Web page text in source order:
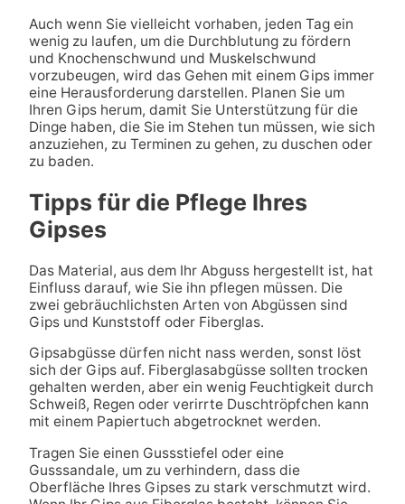
Auch wenn Sie vielleicht vorhaben, jeden Tag ein
wenig zu laufen, um die Durchblutung zu fördern
und Knochenschwund und Muskelschwund
vorzubeugen, wird das Gehen mit einem Gips immer
eine Herausforderung darstellen. Planen Sie um
Ihren Gips herum, damit Sie Unterstützung für die
Dinge haben, die Sie im Stehen tun müssen, wie sich
anzuziehen, zu Terminen zu gehen, zu duschen oder
zu baden.
Tipps für die Pflege Ihres
Gipses
Das Material, aus dem Ihr Abguss hergestellt ist, hat
Einfluss darauf, wie Sie ihn pflegen müssen. Die
zwei gebräuchlichsten Arten von Abgüssen sind
Gips und Kunststoff oder Fiberglas.
Gipsabgüsse dürfen nicht nass werden, sonst löst
sich der Gips auf. Fiberglasabgüsse sollten trocken
gehalten werden, aber ein wenig Feuchtigkeit durch
Schweiß, Regen oder verirrte Duschtröpfchen kann
mit einem Papiertuch abgetrocknet werden.
Tragen Sie einen Gussstiefel oder eine
Gusssandale, um zu verhindern, dass die
Oberfläche Ihres Gipses zu stark verschmutzt wird.